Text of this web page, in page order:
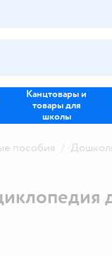
Канцтовары и
товары для
школы
пособия